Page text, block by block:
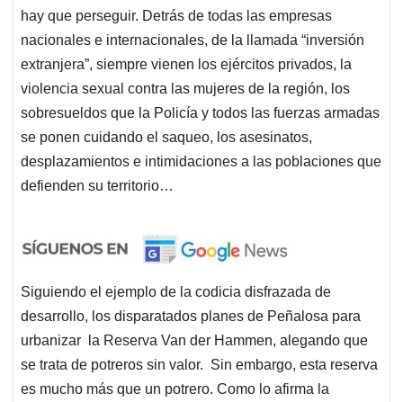
hay que perseguir. Detrás de todas las empresas
nacionales e internacionales, de la llamada “inversión
extranjera”, siempre vienen los ejércitos privados, la
violencia sexual contra las mujeres de la región, los
sobresueldos que la Policía y todos las fuerzas armadas
se ponen cuidando el saqueo, los asesinatos,
desplazamientos e intimidaciones a las poblaciones que
defienden su territorio…
Siguiendo el ejemplo de la codicia disfrazada de
desarrollo, los disparatados planes de Peñalosa para
urbanizar la Reserva Van der Hammen, alegando que
se trata de potreros sin valor. Sin embargo, esta reserva
es mucho más que un potrero. Como lo afirma la